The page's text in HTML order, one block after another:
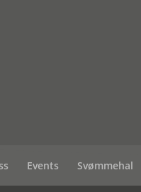
Events Svømmehal